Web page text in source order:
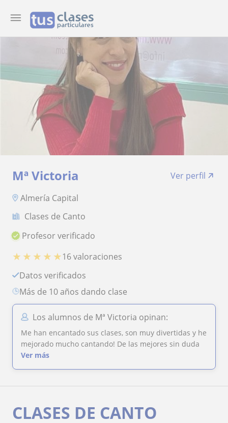
Mª Victoria
Ver perfil
Almería Capital
Clases de Canto
Profesor verificado
★ ★ ★ ★ ★16 valoraciones
Datos verificados
más de 10 años dando clase
Los alumnos de Mª Victoria opinan:
Me han encantado sus clases, son muy divertidas y he
mejorado mucho cantando! De las mejores sin duda
Ver más
CLASES DE CANTO